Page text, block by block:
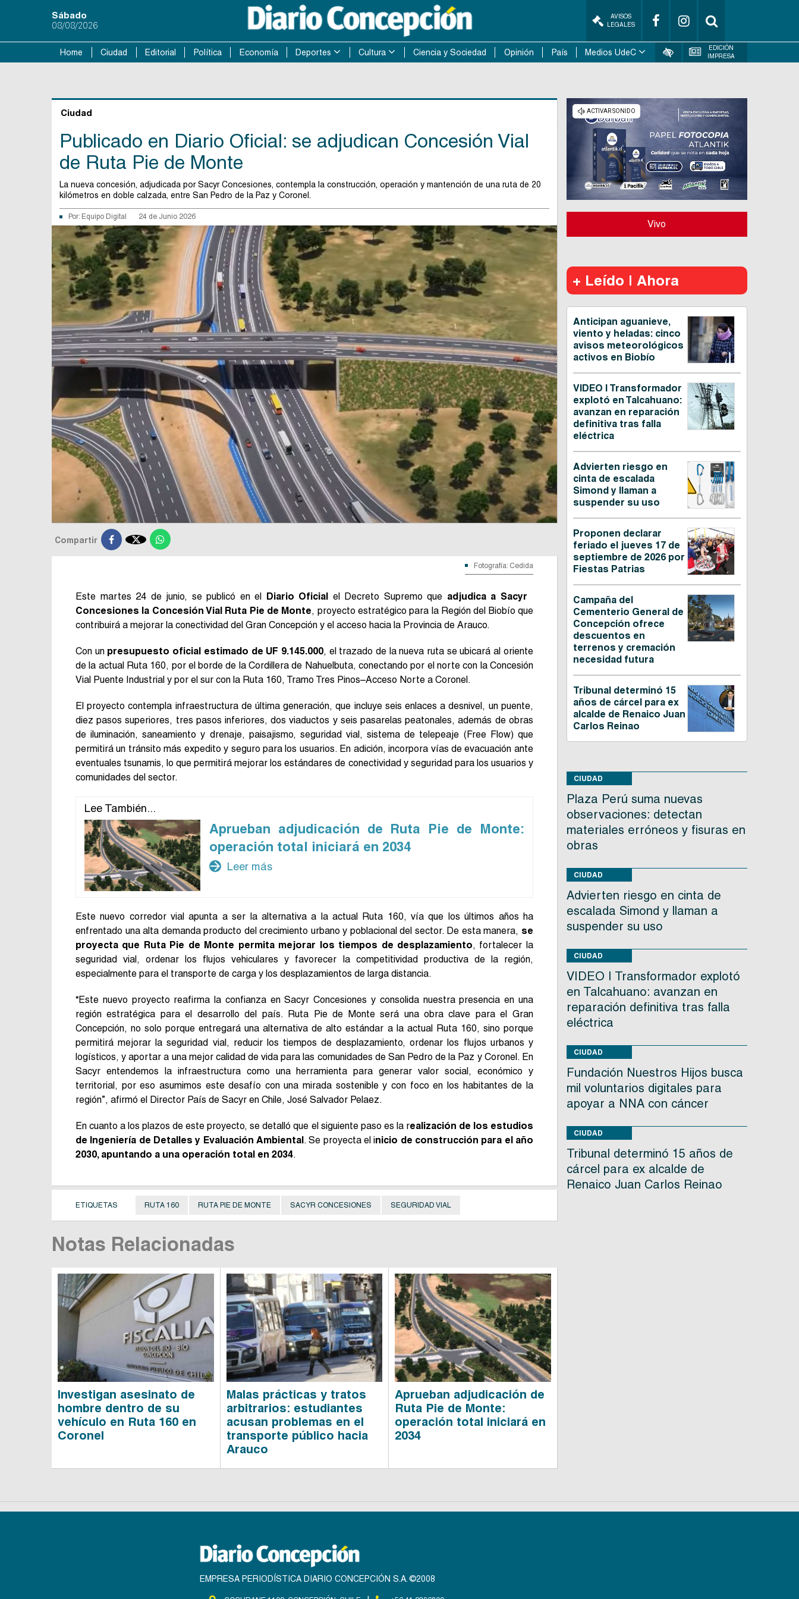
Sábado
08/08/2026
AVISOS
LEGALES
Home Ciudad Editorial Política Economía Deportes Cultura Ciencia y Sociedad Opinión País Medios UdeC
EDICIÓN
IMPRESA
Ciudad
Publicado en Diario Oficial: se adjudican Concesión Vial
de Ruta Pie de Monte
La nueva concesión, adjudicada por Sacyr Concesiones, contempla la construcción, operación y mantención de una ruta de 20
kilómetros en doble calzada, entre San Pedro de la Paz y Coronel.
Por: Equipo Digital 24 de Junio 2026
Compartir 
Fotografía: Cedida
Este martes 24 de junio, se publicó en el Diario Oficial el Decreto Supremo que adjudica a Sacyr
Concesiones la Concesión Vial Ruta Pie de Monte, proyecto estratégico para la Región del Biobío que
contribuirá a mejorar la conectividad del Gran Concepción y el acceso hacia la Provincia de Arauco.
Con un presupuesto oficial estimado de UF 9.145.000, el trazado de la nueva ruta se ubicará al oriente
de la actual Ruta 160, por el borde de la Cordillera de Nahuelbuta, conectando por el norte con la Concesión
Vial Puente Industrial y por el sur con la Ruta 160, Tramo Tres Pinos–Acceso Norte a Coronel.
El proyecto contempla infraestructura de última generación, que incluye seis enlaces a desnivel, un puente,
diez pasos superiores, tres pasos inferiores, dos viaductos y seis pasarelas peatonales, además de obras
de iluminación, saneamiento y drenaje, paisajismo, seguridad vial, sistema de telepeaje (Free Flow) que
permitirá un tránsito más expedito y seguro para los usuarios. En adición, incorpora vías de evacuación ante
eventuales tsunamis, lo que permitirá mejorar los estándares de conectividad y seguridad para los usuarios y
comunidades del sector.
Lee También...
Aprueban adjudicación de Ruta Pie de Monte:
operación total iniciará en 2034
arrow_forward Leer más
Este nuevo corredor vial apunta a ser la alternativa a la actual Ruta 160, vía que los últimos años ha
enfrentado una alta demanda producto del crecimiento urbano y poblacional del sector. De esta manera, se
proyecta que Ruta Pie de Monte permita mejorar los tiempos de desplazamiento, fortalecer la
seguridad vial, ordenar los flujos vehiculares y favorecer la competitividad productiva de la región,
especialmente para el transporte de carga y los desplazamientos de larga distancia.
“Este nuevo proyecto reafirma la confianza en Sacyr Concesiones y consolida nuestra presencia en una
región estratégica para el desarrollo del país. Ruta Pie de Monte será una obra clave para el Gran
Concepción, no solo porque entregará una alternativa de alto estándar a la actual Ruta 160, sino porque
permitirá mejorar la seguridad vial, reducir los tiempos de desplazamiento, ordenar los flujos urbanos y
logísticos, y aportar a una mejor calidad de vida para las comunidades de San Pedro de la Paz y Coronel. En
Sacyr entendemos la infraestructura como una herramienta para generar valor social, económico y
territorial, por eso asumimos este desafío con una mirada sostenible y con foco en los habitantes de la
región”, afirmó el Director País de Sacyr en Chile, José Salvador Pelaez.
En cuanto a los plazos de este proyecto, se detalló que el siguiente paso es la realización de los estudios
de Ingeniería de Detalles y Evaluación Ambiental. Se proyecta el inicio de construcción para el año
2030, apuntando a una operación total en 2034.
ETIQUETAS RUTA 160 RUTA PIE DE MONTE SACYR CONCESIONES SEGURIDAD VIAL
Notas Relacionadas
Investigan asesinato de
hombre dentro de su
vehículo en Ruta 160 en
Coronel
Malas prácticas y tratos
arbitrarios: estudiantes
acusan problemas en el
transporte público hacia
Arauco
Aprueban adjudicación de
Ruta Pie de Monte:
operación total iniciará en
2034
Vivo
+ Leído | Ahora
Anticipan aguanieve,
viento y heladas: cinco
avisos meteorológicos
activos en Biobío
VIDEO | Transformador
explotó en Talcahuano:
avanzan en reparación
definitiva tras falla
eléctrica
Advierten riesgo en
cinta de escalada
Simond y llaman a
suspender su uso
Proponen declarar
feriado el jueves 17 de
septiembre de 2026 por
Fiestas Patrias
Campaña del
Cementerio General de
Concepción ofrece
descuentos en
terrenos y cremación
necesidad futura
Tribunal determinó 15
años de cárcel para ex
alcalde de Renaico Juan
Carlos Reinao
CIUDAD
Plaza Perú suma nuevas
observaciones: detectan
materiales erróneos y fisuras en
obras
CIUDAD
Advierten riesgo en cinta de
escalada Simond y llaman a
suspender su uso
CIUDAD
VIDEO | Transformador explotó
en Talcahuano: avanzan en
reparación definitiva tras falla
eléctrica
CIUDAD
Fundación Nuestros Hijos busca
mil voluntarios digitales para
apoyar a NNA con cáncer
CIUDAD
Tribunal determinó 15 años de
cárcel para ex alcalde de
Renaico Juan Carlos Reinao
EMPRESA PERIODÍSTICA DIARIO CONCEPCIÓN S.A. ©2008